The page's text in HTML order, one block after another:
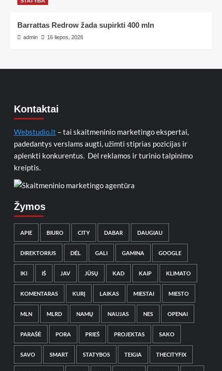
Barrattas Redrow žada supirkti 400 mln
admin 16 liepos, 2026
Kontaktai
Webstudio.lt – tai skaitmeninio marketingo ekspertai,
padedantys verslams augti, užimti stiprias pozicijas ir
aplenkti konkurentus. Dėl reklamos ir turinio talpinimo
kreiptis.
Žymos
APIE BIURO CITY DABAR DAUGIAU
DIREKTORIUS DĖL GALI GAMINA GOOGLE
IKI IŠ JAV JŪSŲ KAD KAIP KLIMATO
KOMENTARAS KURĮ LAIKAS MIESTAI MIESTO
MLN MLRD NAMŲ NAUJAS NES OPENAI
PARAŠĖ PORA PRIEŠ PROJEKTAS SAKO
SAVO SMART STATYBOS TEIGIA THECITYFIX